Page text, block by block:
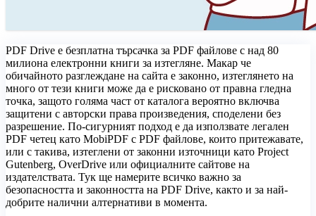
PDF Drive е безплатна търсачка за PDF файлове с над 80
милиона електронни книги за изтегляне. Макар че
обичайното разглеждане на сайта е законно, изтеглянето на
много от тези книги може да е рисковано от правна гледна
точка, защото голяма част от каталога вероятно включва
защитени с авторски права произведения, споделени без
разрешение. По-сигурният подход е да използвате легален
PDF четец като MobiPDF с PDF файлове, които притежавате,
или с такива, изтеглени от законни източници като Project
Gutenberg, OverDrive или официалните сайтове на
издателствата. Тук ще намерите всичко важно за
безопасността и законността на PDF Drive, както и за най-
добрите налични алтернативи в момента.